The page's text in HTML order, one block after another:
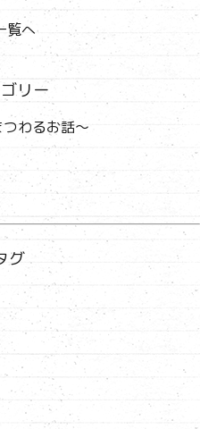
覧へ
リー
わるお話～
グ